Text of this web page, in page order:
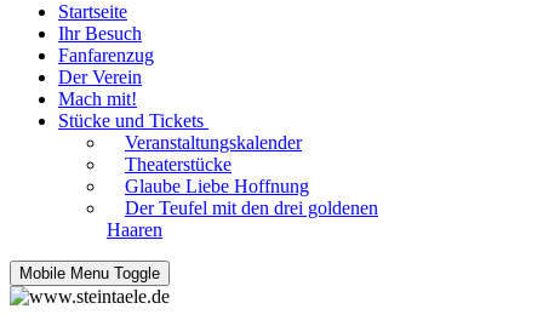
Startseite
Ihr Besuch
Fanfarenzug
Der Verein
Mach mit!
Stücke und Tickets
Veranstaltungskalender
Theaterstücke
Glaube Liebe Hoffnung
Der Teufel mit den drei goldenen
Haaren
Mobile Menu Toggle